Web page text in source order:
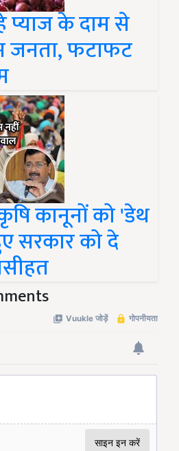
के दाम से
जनता, फटाफट
कानूनों को 'डेथ
सरकार को दे